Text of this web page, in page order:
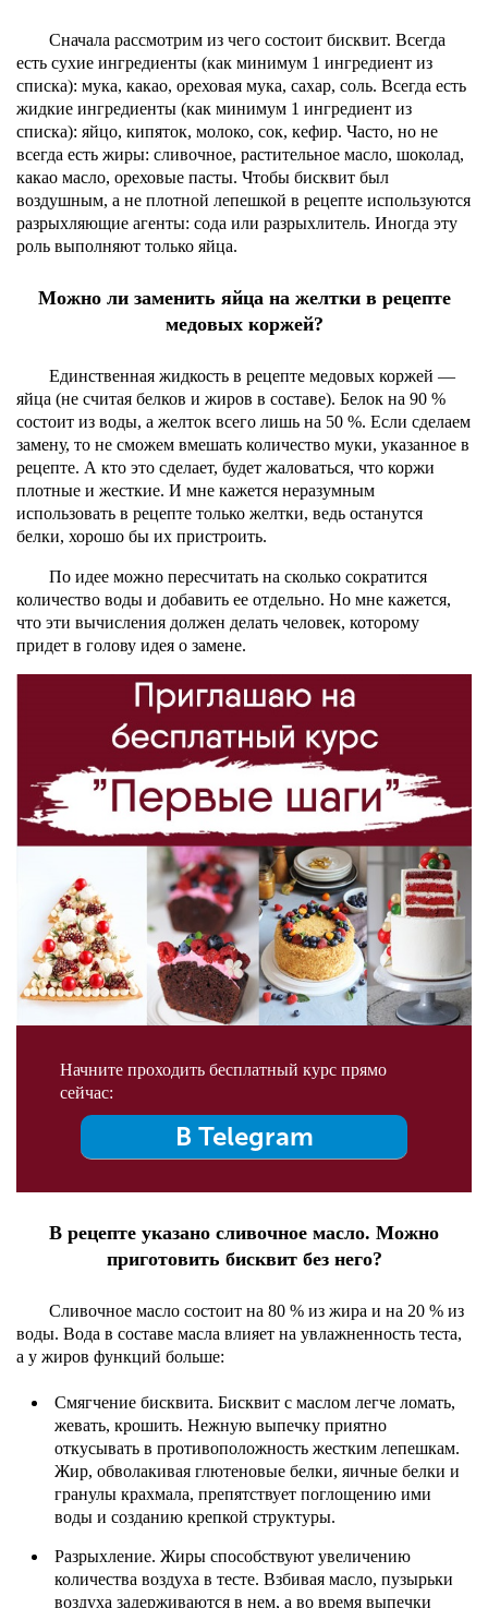
Сначала рассмотрим из чего состоит бисквит. Всегда
есть сухие ингредиенты (как минимум 1 ингредиент из
списка): мука, какао, ореховая мука, сахар, соль. Всегда есть
жидкие ингредиенты (как минимум 1 ингредиент из
списка): яйцо, кипяток, молоко, сок, кефир. Часто, но не
всегда есть жиры: сливочное, растительное масло, шоколад,
какао масло, ореховые пасты. Чтобы бисквит был
воздушным, а не плотной лепешкой в рецепте используются
разрыхляющие агенты: сода или разрыхлитель. Иногда эту
роль выполняют только яйца.
Можно ли заменить яйца на желтки в рецепте
медовых коржей?
Единственная жидкость в рецепте медовых коржей —
яйца (не считая белков и жиров в составе). Белок на 90 %
состоит из воды, а желток всего лишь на 50 %. Если сделаем
замену, то не сможем вмешать количество муки, указанное в
рецепте. А кто это сделает, будет жаловаться, что коржи
плотные и жесткие. И мне кажется неразумным
использовать в рецепте только желтки, ведь останутся
белки, хорошо бы их пристроить.
По идее можно пересчитать на сколько сократится
количество воды и добавить ее отдельно. Но мне кажется,
что эти вычисления должен делать человек, которому
придет в голову идея о замене.
Начните проходить бесплатный курс прямо
сейчас:
В Telegram
В рецепте указано сливочное масло. Можно
приготовить бисквит без него?
Сливочное масло состоит на 80 % из жира и на 20 % из
воды. Вода в составе масла влияет на увлажненность теста,
а у жиров функций больше:
Смягчение бисквита. Бисквит с маслом легче ломать,
жевать, крошить. Нежную выпечку приятно
откусывать в противоположность жестким лепешкам.
Жир, обволакивая глютеновые белки, яичные белки и
гранулы крахмала, препятствует поглощению ими
воды и созданию крепкой структуры.
Разрыхление. Жиры способствуют увеличению
количества воздуха в тесте. Взбивая масло, пузырьки
воздуха задерживаются в нем, а во время выпечки